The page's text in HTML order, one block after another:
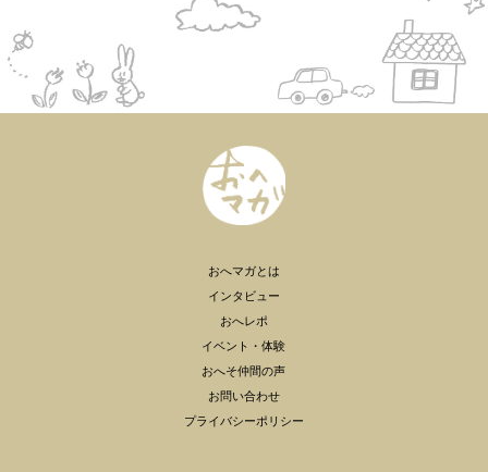
おへマガとは
インタビュー
おへレポ
イベント・体験
おへそ仲間の声
お問い合わせ
プライバシーポリシー